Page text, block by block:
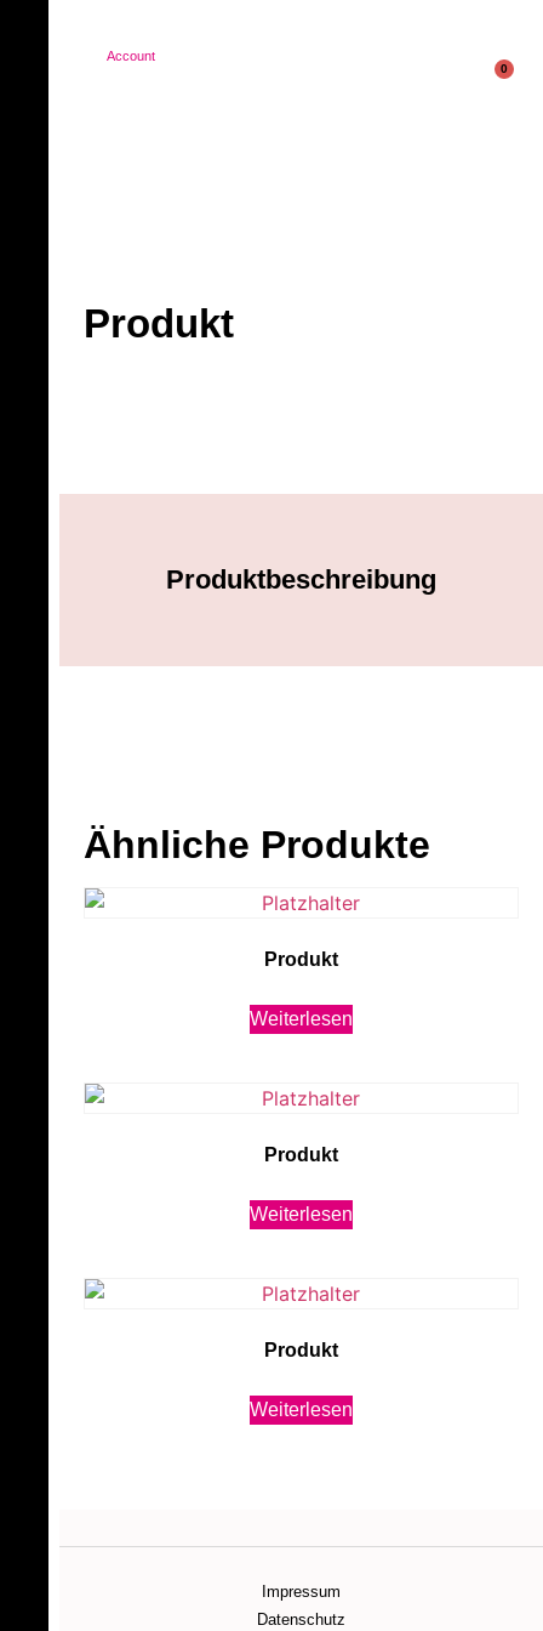
Account
0
Produkt
Produktbeschreibung
Ähnliche Produkte
Produkt
Weiterlesen
Produkt
Weiterlesen
Produkt
Weiterlesen
Impressum
Datenschutz